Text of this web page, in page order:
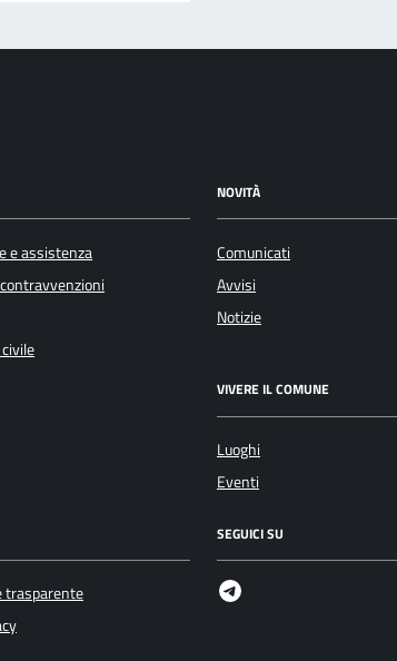
e assistenza
NOVITÀ
Comunicati
Avvisi
Notizie
VIVERE IL COMUNE
Luoghi
Eventi
trasparente
SEGUICI SU